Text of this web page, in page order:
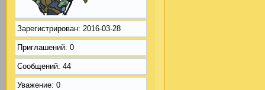
Зарегистрирован: 2016-03-28
Приглашений: 0
Сообщений: 44
Уважение: 0